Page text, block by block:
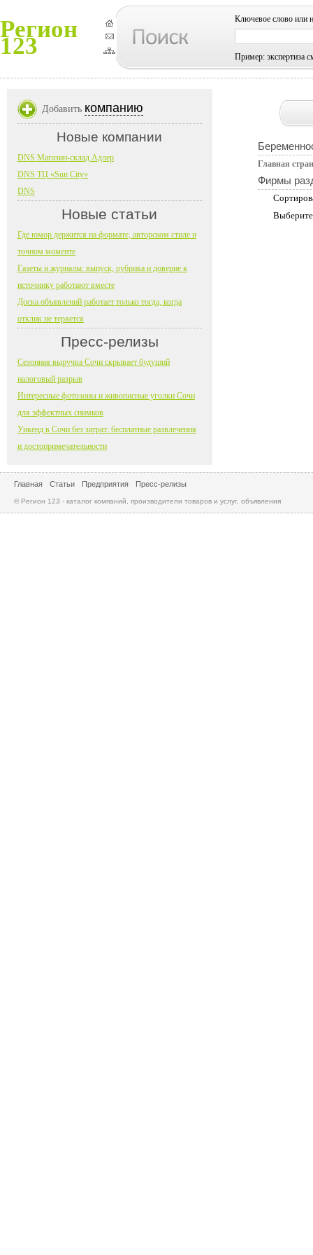
Регион
123
Ключевое слово или
Пример: экспертиза
Главная
Фирмы
Добавить компанию
Новые компании
DNS Магазин-склад Адлер
DNS ТЦ «Sun City»
DNS
Новые статьи
Где юмор держится на формате, авторском стиле и
точном моменте
Газеты и журналы: выпуск, рубрика и доверие к
источнику работают вместе
Доска объявлений работает только тогда, когда
отклик не теряется
Пресс-релизы
Сезонная выручка Сочи скрывает будущий
налоговый разрыв
Интересные фотозоны и живописные уголки Сочи
для эффектных снимков
Уикенд в Сочи без затрат: бесплатные развлечения
и достопримечательности
Главная Статьи Предприятия Пресс-релизы
© Регион 123 - каталог компаний, производители товаров и услуг, объявления